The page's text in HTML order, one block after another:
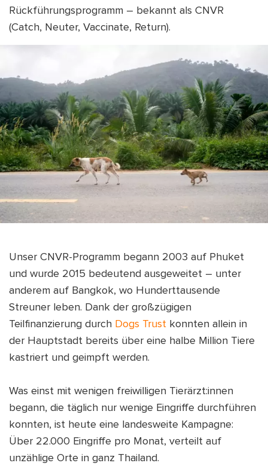
Rückführungsprogramm – bekannt als CNVR
(Catch, Neuter, Vaccinate, Return).
Unser CNVR-Programm begann 2003 auf Phuket
und wurde 2015 bedeutend ausgeweitet – unter
anderem auf Bangkok, wo Hunderttausende
Streuner leben. Dank der großzügigen
Teilfinanzierung durch Dogs Trust konnten allein in
der Hauptstadt bereits über eine halbe Million Tiere
kastriert und geimpft werden.
Was einst mit wenigen freiwilligen Tierärzt:innen
begann, die täglich nur wenige Eingriffe durchführen
konnten, ist heute eine landesweite Kampagne:
Über 22.000 Eingriffe pro Monat, verteilt auf
unzählige Orte in ganz Thailand.